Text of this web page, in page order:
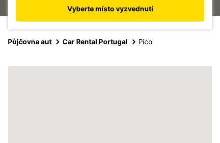
Vyberte místo vyzvednutí
Půjčovna aut Car Rental Portugal Pico